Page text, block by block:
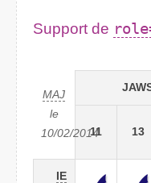
Support de
MAJ
le
10/02/2014
11 13
IE